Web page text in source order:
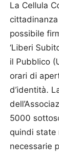
La Cellula
possibile
‘Liberi
il Pubblico
orari di
d’identità.
5000
quindi state
necessarie